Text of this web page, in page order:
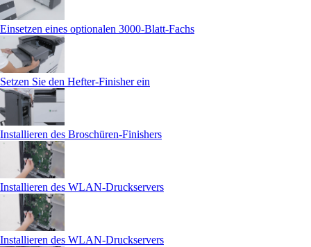
Einsetzen eines optionalen 3000‑Blatt-Fachs
Setzen Sie den Hefter-Finisher ein
Installieren des Broschüren-Finishers
Installieren des WLAN-Druckservers
Installieren des WLAN-Druckservers